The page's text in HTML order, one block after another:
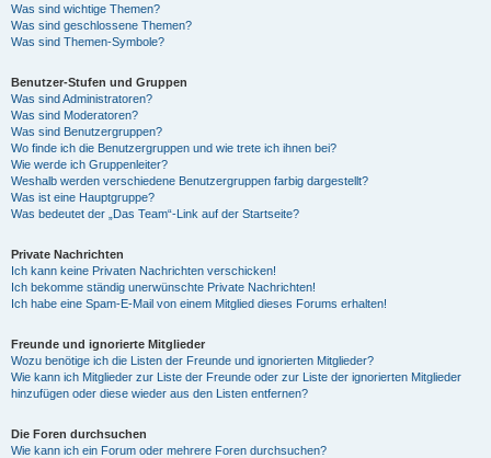
Was sind wichtige Themen?
Was sind geschlossene Themen?
Was sind Themen-Symbole?
Benutzer-Stufen und Gruppen
Was sind Administratoren?
Was sind Moderatoren?
Was sind Benutzergruppen?
Wo finde ich die Benutzergruppen und wie trete ich ihnen bei?
Wie werde ich Gruppenleiter?
Weshalb werden verschiedene Benutzergruppen farbig dargestellt?
Was ist eine Hauptgruppe?
Was bedeutet der „Das Team“-Link auf der Startseite?
Private Nachrichten
Ich kann keine Privaten Nachrichten verschicken!
Ich bekomme ständig unerwünschte Private Nachrichten!
Ich habe eine Spam-E-Mail von einem Mitglied dieses Forums erhalten!
Freunde und ignorierte Mitglieder
Wozu benötige ich die Listen der Freunde und ignorierten Mitglieder?
Wie kann ich Mitglieder zur Liste der Freunde oder zur Liste der ignorierten Mitglieder
hinzufügen oder diese wieder aus den Listen entfernen?
Die Foren durchsuchen
Wie kann ich ein Forum oder mehrere Foren durchsuchen?